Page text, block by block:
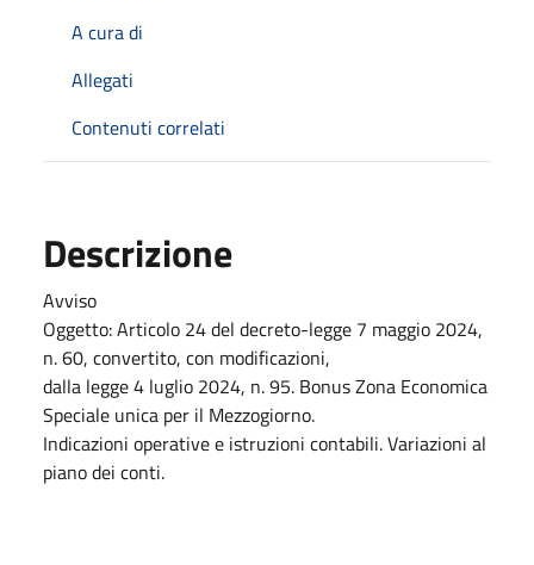
A cura di
Allegati
Contenuti correlati
Descrizione
Avviso
Oggetto: Articolo 24 del decreto-legge 7 maggio 2024,
n. 60, convertito, con modificazioni,
dalla legge 4 luglio 2024, n. 95. Bonus Zona Economica
Speciale unica per il Mezzogiorno.
Indicazioni operative e istruzioni contabili. Variazioni al
piano dei conti.